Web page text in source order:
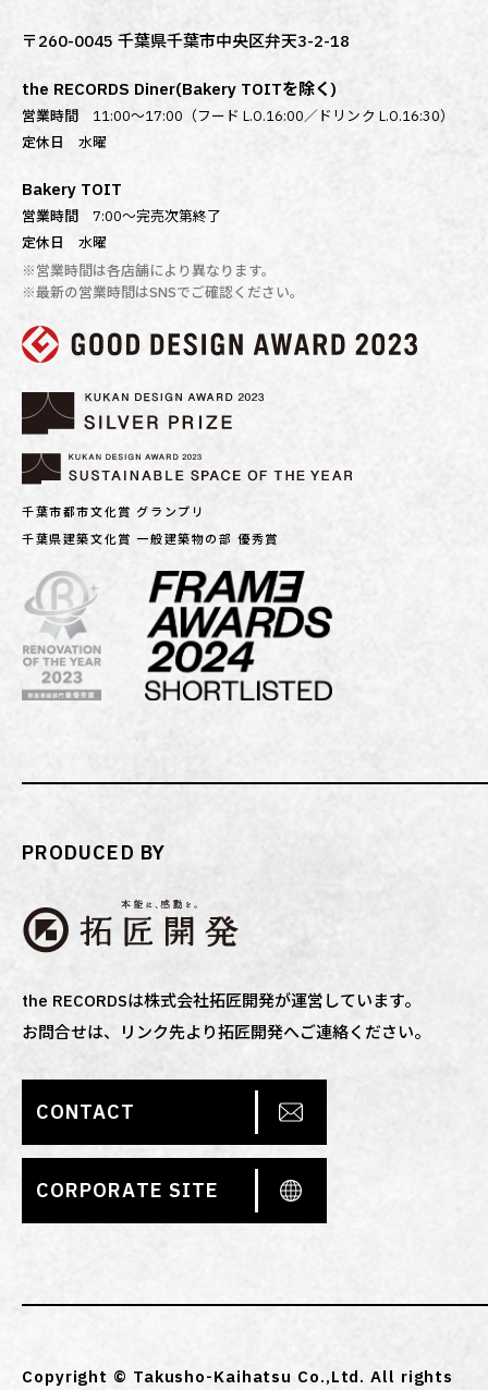
〒260-0045 千葉県千葉市中央区弁天3-2-18
the RECORDS Diner(Bakery TOITを除く)
営業時間 11:00～17:00（フード L.O.16:00／ドリンク L.O.16:30）
定休日水曜
Bakery TOIT
営業時間7:00〜完売次第終了
定休日水曜
※営業時間は各店舗により異なります。
※最新の営業時間はSNSでご確認ください。
千葉市都市文化賞 グランプリ
千葉県建築文化賞 一般建築物の部 優秀賞
PRODUCED BY
the RECORDSは株式会社拓匠開発が運営しています。
お問合せは、リンク先より拓匠開発へご連絡ください。
CONTACT
CORPORATE SITE
Copyright © Takusho-Kaihatsu Co.,Ltd. All rights